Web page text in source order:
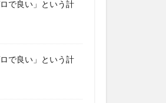
で良い」という計
で良い」という計